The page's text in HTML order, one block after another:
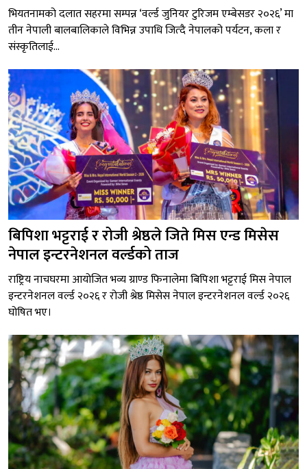
भियतनामको दलात सहरमा सम्पन्न ‘वर्ल्ड जुनियर टुरिजम एम्बेसडर २०२६’ मा
तीन नेपाली बालबालिकाले विभिन्न उपाधि जित्दै नेपालको पर्यटन, कला र
संस्कृतिलाई...
बिपिशा भट्टराई र रोजी श्रेष्ठले जिते मिस एन्ड मिसेस
नेपाल इन्टरनेशनल वर्ल्डको ताज
राष्ट्रिय नाचघरमा आयोजित भव्य ग्राण्ड फिनालेमा बिपिशा भट्टराई मिस नेपाल
इन्टरनेशनल वर्ल्ड २०२६ र रोजी श्रेष्ठ मिसेस नेपाल इन्टरनेशनल वर्ल्ड २०२६
घोषित भए।